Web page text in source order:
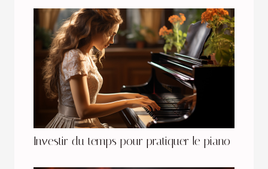
Investir du temps pour pratiquer le piano